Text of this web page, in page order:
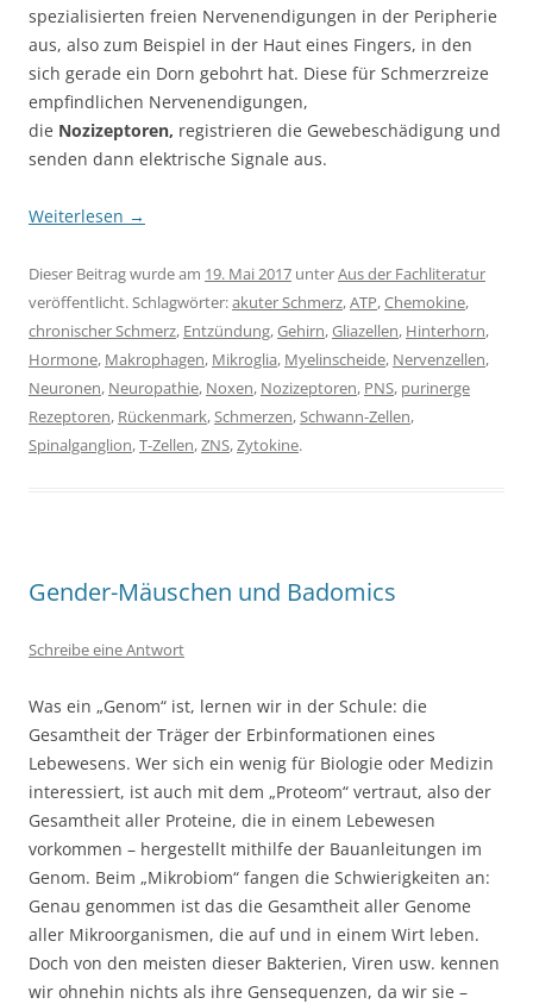
spezialisierten freien Nervenendigungen in der Peripherie
aus, also zum Beispiel in der Haut eines Fingers, in den
sich gerade ein Dorn gebohrt hat. Diese für Schmerzreize
empfindlichen Nervenendigungen,
die Nozizeptoren, registrieren die Gewebeschädigung und
senden dann elektrische Signale aus.
Weiterlesen →
Dieser Beitrag wurde am 19. Mai 2017 unterAus der Fachliteratur
veröffentlicht. Schlagwörter:akuter Schmerz,ATP,Chemokine,
chronischer Schmerz, Entzündung,Gehirn,Gliazellen, Hinterhorn,
Hormone, Makrophagen, Mikroglia, Myelinscheide, Nervenzellen,
Neuronen, Neuropathie, Noxen, Nozizeptoren, PNS, purinerge
Rezeptoren, Rückenmark,Schmerzen,Schwann-Zellen,
Spinalganglion,T-Zellen,ZNS,Zytokine.
Gender-Mäuschen und Badomics
Schreibe eine Antwort
Was ein „Genom“ ist, lernen wir in der Schule: die
Gesamtheit der Träger der Erbinformationen eines
Lebewesens. Wer sich ein wenig für Biologie oder Medizin
interessiert, ist auch mit dem „Proteom“ vertraut, also der
Gesamtheit aller Proteine, die in einem Lebewesen
vorkommen – hergestellt mithilfe der Bauanleitungen im
Genom. Beim „Mikrobiom“ fangen die Schwierigkeiten an:
Genau genommen ist das die Gesamtheit aller Genome
aller Mikroorganismen, die auf und in einem Wirt leben.
Doch von den meisten dieser Bakterien, Viren usw. kennen
wir ohnehin nichts als ihre Gensequenzen, da wir sie –